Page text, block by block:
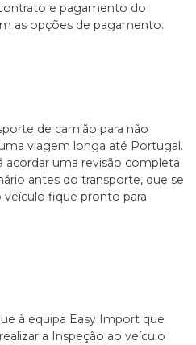
e pagamento do
as opções de pagamento.
de camião para não
viagem longa até Portugal.
acordar uma revisão completa
antes do transporte, que se
veículo fique pronto para
à equipa Easy Import que
a Inspeção ao veículo